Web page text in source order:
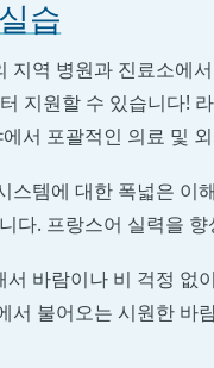
습
역 병원과 진료소에
지원할 수 있습니다!
서 포괄적인 의료 및
템에 대한 폭넓은 이
다. 프랑스어 실력을
바람이나 비 걱정 없
불어오는 시원한 바